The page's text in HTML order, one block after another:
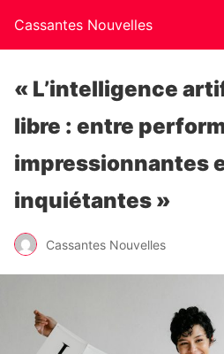
Cassantes Nouvelles
« L’intelligence
libre : entre
impressionnantes
inquiétantes »
Cassantes Nouvelles